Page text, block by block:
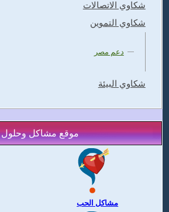
شكاوي الاتصالات
شكاوي التموين
دعم مصر
شكاوي البيئة
موقع مشاكل وحلول
مشاكل الحب